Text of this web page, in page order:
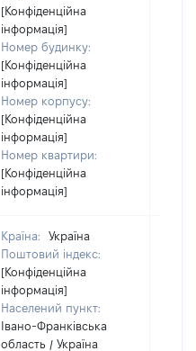
[Конфіденційна
інформація]
Номер будинку:
[Конфіденційна
інформація]
Номер корпусу:
[Конфіденційна
інформація]
Номер квартири:
[Конфіденційна
інформація]
Країна:
Україна
Поштовий індекс:
[Конфіденційна
інформація]
Населений пункт:
Івано-Франківська
область / Україна